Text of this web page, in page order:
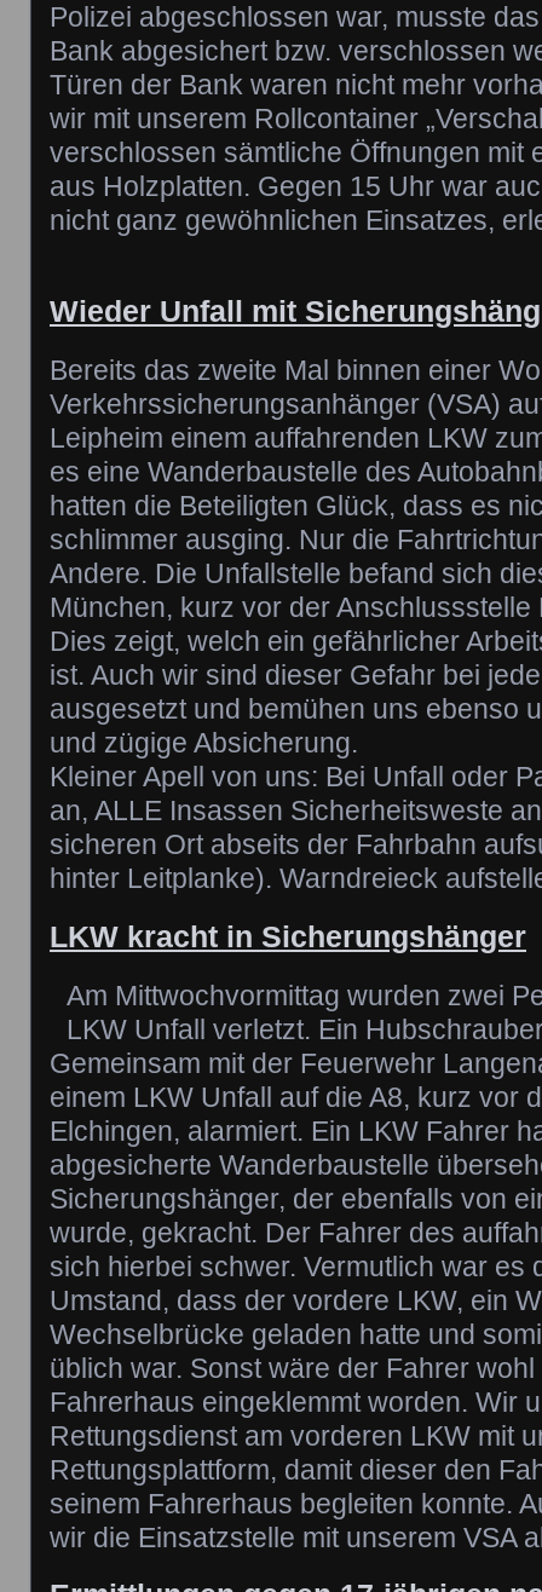
Polizei abgeschlossen war, musste
Bank abgesichert bzw. verschlossen
Türen der Bank waren nicht mehr
wir mit unserem Rollcontainer
verschlossen sämtliche Öffnungen mit
aus Holzplatten. Gegen 15 Uhr war
nicht ganz gewöhnlichen Einsatzes,
Wieder Unfall mit
Bereits das zweite Mal binnen einer
Verkehrssicherungsanhänger (VSA)
Leipheim einem auffahrenden LKW
es eine Wanderbaustelle des
hatten die Beteiligten Glück, dass es
schlimmer ausging. Nur die
Andere. Die Unfallstelle befand sich
München, kurz vor der Anschlussstelle
Dies zeigt, welch ein gefährlicher
ist. Auch wir sind dieser Gefahr bei
ausgesetzt und bemühen uns ebenso
und zügige Absicherung.
Kleiner Apell von uns: Bei Unfall oder
an, ALLE Insassen Sicherheitsweste
sicheren Ort abseits der Fahrbahn
hinter Leitplanke). Warndreieck
LKW kracht in Sicherungshänger
Am Mittwochvormittag wurden zwei
LKW Unfall verletzt. Ein
Gemeinsam mit der Feuerwehr
einem LKW Unfall auf die A8, kurz vor
Elchingen, alarmiert. Ein LKW Fahrer
abgesicherte Wanderbaustelle
Sicherungshänger, der ebenfalls von
wurde, gekracht. Der Fahrer des
sich hierbei schwer. Vermutlich war es
Umstand, dass der vordere LKW, ein
Wechselbrücke geladen hatte und
üblich war. Sonst wäre der Fahrer
Fahrerhaus eingeklemmt worden. Wir
Rettungsdienst am vorderen LKW mit
Rettungsplattform, damit dieser den
seinem Fahrerhaus begleiten konnte.
wir die Einsatzstelle mit unserem VSA